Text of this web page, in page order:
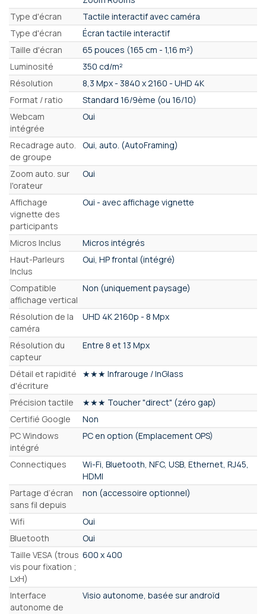
Type d'écran
Tactile interactif avec caméra
Type d'écran
Écran tactile interactif
Taille d'écran
65 pouces (165 cm - 1,16 m²)
Luminosité
350 cd/m²
Résolution
8,3 Mpx - 3840 x 2160 - UHD 4K
Format / ratio
Standard 16/9ème (ou 16/10)
Webcam
intégrée
Oui
Recadrage auto.
de groupe
Oui, auto. (AutoFraming)
Zoom auto. sur
l'orateur
Oui
Affichage
vignette des
participants
Oui - avec affichage vignette
Micros Inclus
Micros intégrés
Haut-Parleurs
Inclus
Oui, HP frontal (intégré)
Compatible
affichage vertical
Non (uniquement paysage)
Résolution de la
caméra
UHD 4K 2160p - 8 Mpx
Résolution du
capteur
Entre 8 et 13 Mpx
Détail et rapidité
d'écriture
★★★ Infrarouge / InGlass
Précision tactile
★★★ Toucher "direct" (zéro gap)
Certifié Google
Non
PC Windows
intégré
PC en option (Emplacement OPS)
Connectiques
Wi-Fi, Bluetooth, NFC, USB, Ethernet, RJ45,
HDMI
Partage d’écran
sans fil depuis
non (accessoire optionnel)
Wifi
Oui
Bluetooth
Oui
Taille VESA (trous
vis pour fixation ;
LxH)
600 x 400
Interface
autonome de
Visio autonome, basée sur androïd